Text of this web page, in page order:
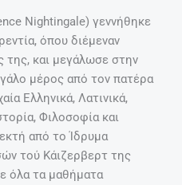
Nightingale) γεννήθηκε
όπου διέμεναν
της, και μεγάλωσε στην
μέρος από τον πατέρα
Ελληνικά, Λατινικά,
Φιλοσοφία και
από το Ίδρυμα
τού Κάιζερβερτ της
όλα τα μαθήματα